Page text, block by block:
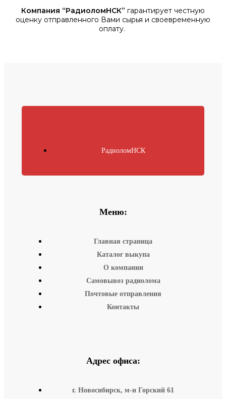
Компания “РадиоломНСК” гарантирует честную
оценку отправленного Вами сырья и своевременную
оплату.
РадиоломНСК
Меню:
Главная страница
Каталог выкупа
О компании
Самовывоз радиолома
Почтовые отправления
Контакты
Адрес офиса:
г. Новосибирск, м-н Горский 61